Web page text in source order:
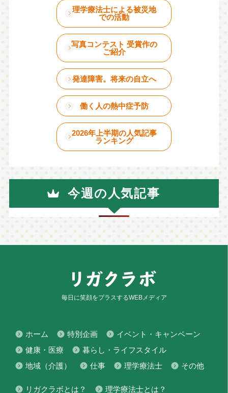
理学療法士による被災地
での活動
写真コンテスト 受賞作の
ご紹介
発達障害。将来の自立へ
働く人の熱中症予防
2026年上半期の人気記事
ランキング
今週の人気記事
毎日に笑顔をプラスするWEBメディア
ホーム 特別企画
イベント・キャンペーン
健康・医療
暮らし・ライフスタイル
地域（介護）
仕事 理学療法士 その他
リガクラボとは？ 理学療法士とは？